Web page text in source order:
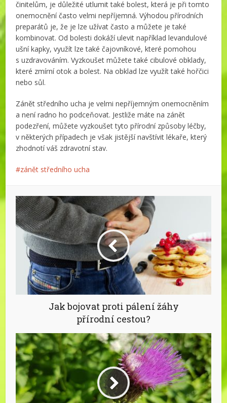
činitelům, je důležité utlumit také bolest, která je při tomto
onemocnění často velmi nepříjemná. Výhodou přírodních
preparátů je, že je lze užívat často a můžete je také
kombinovat. Od bolesti dokáží ulevit například levandulové
ušní kapky, využít lze také čajovníkové, které pomohou
s uzdravováním. Vyzkoušet můžete také cibulové obklady,
které zmírní otok a bolest. Na obklad lze využít také hořčici
nebo sůl.
Zánět středního ucha je velmi nepříjemným onemocněním
a není radno ho podceňovat. Jestliže máte na zánět
podezření, můžete vyzkoušet tyto přírodní způsoby léčby,
v některých případech je však jistější navštívit lékaře, který
zhodnotí váš zdravotní stav.
zánět středního ucha
Jak bojovat proti pálení žáhy
přírodní cestou?